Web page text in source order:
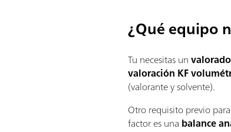
¿Qué equipo
Tu necesitas un
valoración KF
(valorante y solvente).
Otro requisito previo
factor es una balance